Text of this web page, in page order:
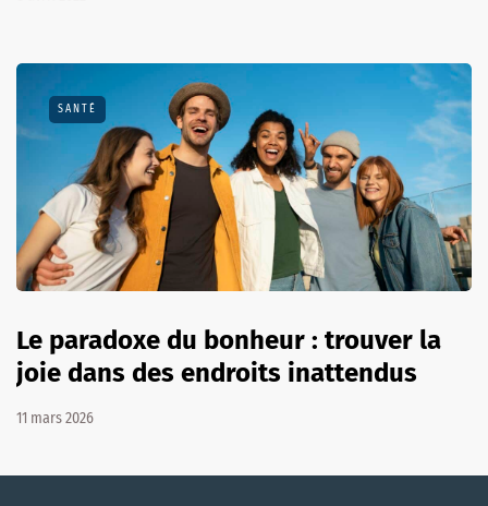
SANTÉ
Le paradoxe du bonheur : trouver la
joie dans des endroits inattendus
11 mars 2026